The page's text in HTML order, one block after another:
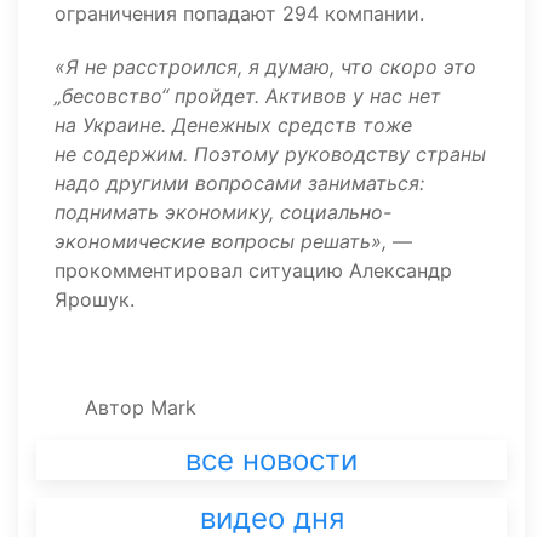
ограничения попадают 294 компании.
«Я не расстроился, я думаю, что скоро это
„бесовство“ пройдет. Активов у нас нет
на Украине. Денежных средств тоже
не содержим. Поэтому руководству страны
надо другими вопросами заниматься:
поднимать экономику, социально-
экономические вопросы решать», —
прокомментировал ситуацию Александр
Ярошук.
Автор Mark
все новости
видео дня